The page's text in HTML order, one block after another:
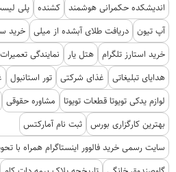
اندیشکده حکمرانی هوشمند کشنده پلی
آپ تیون دریافت طلای آبشده از میلی خرید
خرید استارز تلگرام هتل یار نمایندگی
هدایای تبلیغاتی
غذای شرکتی تور استانبول
لوازم یدکی تویوتا قطعات تویوتا
مشاوره حقوقی
بهترین کارگزاری بورس ثبت نام آمارکتس
سایت رسمی خرید فالوور اینستاگرام همراه با